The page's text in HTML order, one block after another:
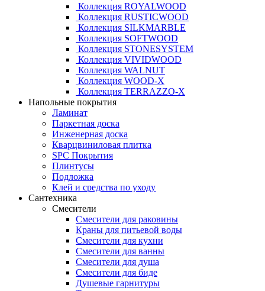
Коллекция ROYALWOOD
Коллекция RUSTICWOOD
Коллекция SILKMARBLE
Коллекция SOFTWOOD
Коллекция STONESYSTEM
Коллекция VIVIDWOOD
Коллекция WALNUT
Коллекция WOOD-X
Коллекция ТЕRRАZZO-X
Напольные покрытия
Ламинат
Паркетная доска
Инженерная доска
Кварцвиниловая плитка
SPC Покрытия
Плинтусы
Подложка
Клей и средства по уходу
Сантехника
Смесители
Смесители для раковины
Краны для питьевой воды
Смесители для кухни
Смесители для ванны
Смесители для душа
Смесители для биде
Душевые гарнитуры